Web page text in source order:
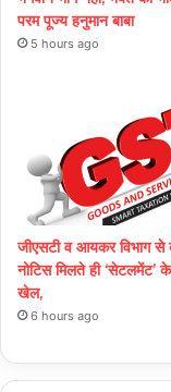
परम पूज्य हनुमान बाबा
5 hours ago
जीएसटी व आयकर विभाग से
नोटिस मिलते ही ‘सेटलमेंट’
खेल,
6 hours ago